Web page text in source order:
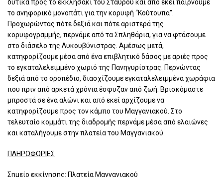
δυτικά προς το εκκλησάκι του Σταυρού και από εκεί παίρνουμε
το ανηφορικό μονοπάτι για την κορυφή “Κούτουπα”.
Προχωρώντας πότε δεξιά και πότε αριστερά της
κορυφογραμμής, περνάμε από τα Σπληθάρια, για να φτάσουμε
στο διάσελο της Λυκουβύνιστρας. Αμέσως μετά,
κατηφορίζουμε μέσα από ένα επιβλητικό δάσος με αριές προς
το εγκαταλελειμμένο χωριό της Πανηγυρίστρας. Περνώντας
δεξιά από το οροπέδιο, διασχίζουμε εγκαταλελειμμένα χωράφια
που πριν από αρκετά χρόνια έσφυζαν από ζωή. Βρισκόμαστε
μπροστά σε ένα αλώνι και από εκεί αρχίζουμε να
κατηφορίζουμε προς τον κάμπο του Μαγγανιακού. Στο
τελευταίο κομμάτι της διαδρομής περνάμε μέσα από ελαιώνες
και καταλήγουμε στην πλατεία του Μαγγανιακού.
ΠΛΗΡΟΦΟΡΙΕΣ
Σημείο εκκίνησης: Πλατεία Μαγγανιακού